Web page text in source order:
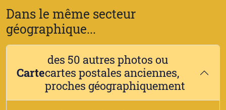
Dans le même secteur
géographique...
Carte
des 50 autres photos ou
cartes postales anciennes,
proches géographiquement